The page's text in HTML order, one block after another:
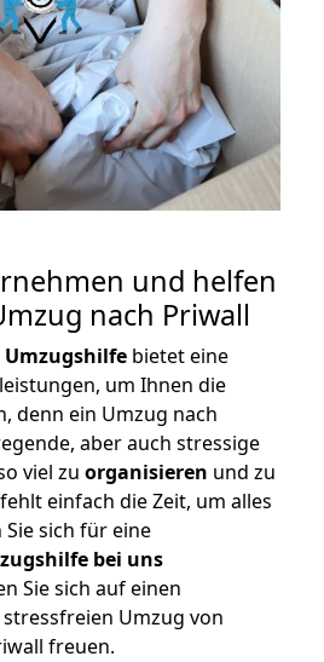
und helfen
nach Priwall
Umzugshilfe bietet eine
um Ihnen die
denn ein Umzug nach
aber auch stressige
viel zu organisieren und zu
einfach die Zeit, um alles
sich für eine
bei uns
Sie sich auf einen
Umzug von
freuen.